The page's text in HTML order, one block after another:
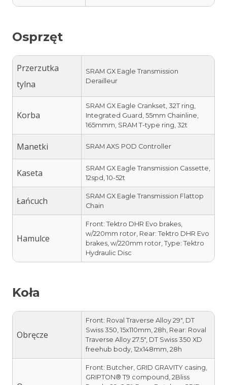
Osprzęt
Przerzutka
tylna
SRAM GX Eagle Transmission
Derailleur
Korba
SRAM GX Eagle Crankset, 32T ring,
Integrated Guard, 55mm Chainline,
165mmm, SRAM T-type ring, 32t
Manetki SRAM AXS POD Controller
Kaseta
SRAM GX Eagle Transmission Cassette,
12spd, 10-52t
Łańcuch
SRAM GX Eagle Transmission Flattop
Chain
Hamulce
Front: Tektro DHR Evo brakes,
w/220mm rotor, Rear: Tektro DHR Evo
brakes, w/220mm rotor, Type: Tektro
Hydraulic Disc
Koła
Obręcze
Front: Roval Traverse Alloy 29″, DT
Swiss 350, 15x110mm, 28h, Rear: Roval
Traverse Alloy 27.5″, DT Swiss 350 XD
freehub body, 12x148mm, 28h
Front: Butcher, GRID GRAVITY casing,
GRIPTON® T9 compound, 2Bliss